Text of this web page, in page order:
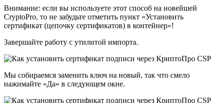
Внимание: если вы используете этот способ на новейшей
CryptoPro, то не забудьте отметить пункт «Установить
сертификат (цепочку сертификатов) в контейнер»!
Завершайте работу с утилитой импорта.
Мы собираемся заменить ключ на новый, так что смело
нажимайте «Да» в следующем окне.